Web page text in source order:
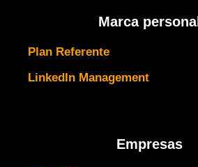
Marca personal
Plan Referente
LinkedIn Management
Empresas